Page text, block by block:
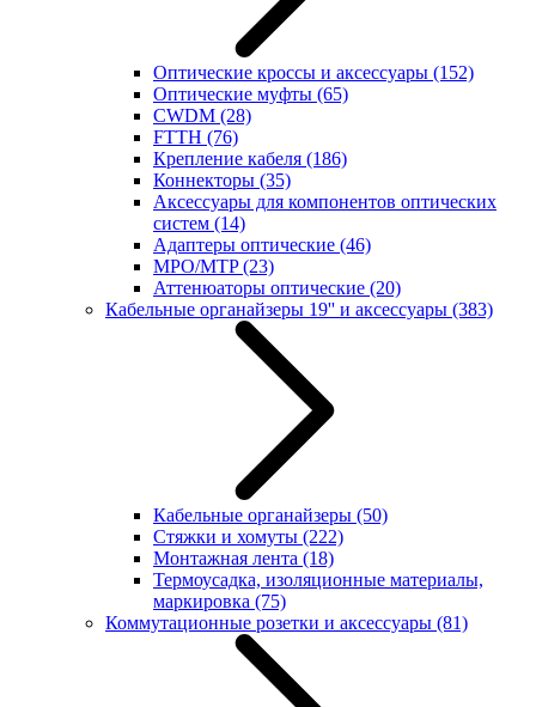
Оптические кроссы и аксессуары (152)
Оптические муфты (65)
CWDM (28)
FTTH (76)
Крепление кабеля (186)
Коннекторы (35)
Аксессуары для компонентов оптических
систем (14)
Адаптеры оптические (46)
MPO/MTP(23)
Аттенюаторы оптические (20)
Кабельные органайзеры 19'' и аксессуары (383)
Кабельные органайзеры (50)
Стяжки и хомуты (222)
Монтажная лента (18)
Термоусадка, изоляционные материалы,
маркировка (75)
Коммутационные розетки и аксессуары (81)